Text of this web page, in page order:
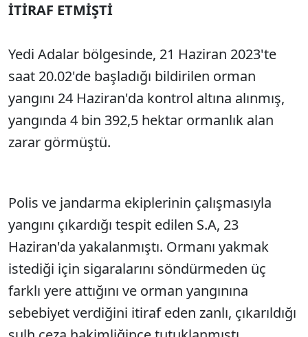
İTİRAF ETMİŞTİ
Yedi Adalar bölgesinde, 21 Haziran 2023'te
saat 20.02'de başladığı bildirilen orman
yangını 24 Haziran'da kontrol altına alınmış,
yangında 4 bin 392,5 hektar ormanlık alan
zarar görmüştü.
Polis ve jandarma ekiplerinin çalışmasıyla
yangını çıkardığı tespit edilen S.A, 23
Haziran'da yakalanmıştı. Ormanı yakmak
istediği için sigaralarını söndürmeden üç
farklı yere attığını ve orman yangınına
sebebiyet verdiğini itiraf eden zanlı, çıkarıldığı